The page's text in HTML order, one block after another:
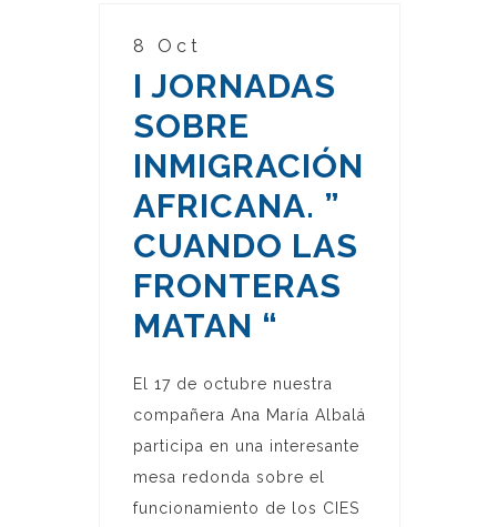
8 Oct
I JORNADAS
SOBRE
INMIGRACIÓN
AFRICANA. ”
CUANDO LAS
FRONTERAS
MATAN “
El 17 de octubre nuestra
compañera Ana María Albalá
participa en una interesante
mesa redonda sobre el
funcionamiento de los CIES